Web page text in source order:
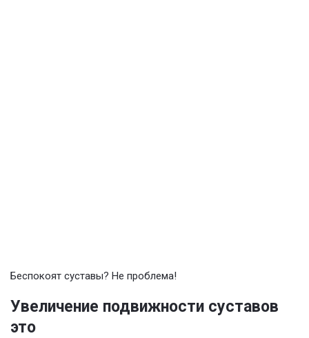
Беспокоят суставы? Не проблема!
Увеличение подвижности суставов
это